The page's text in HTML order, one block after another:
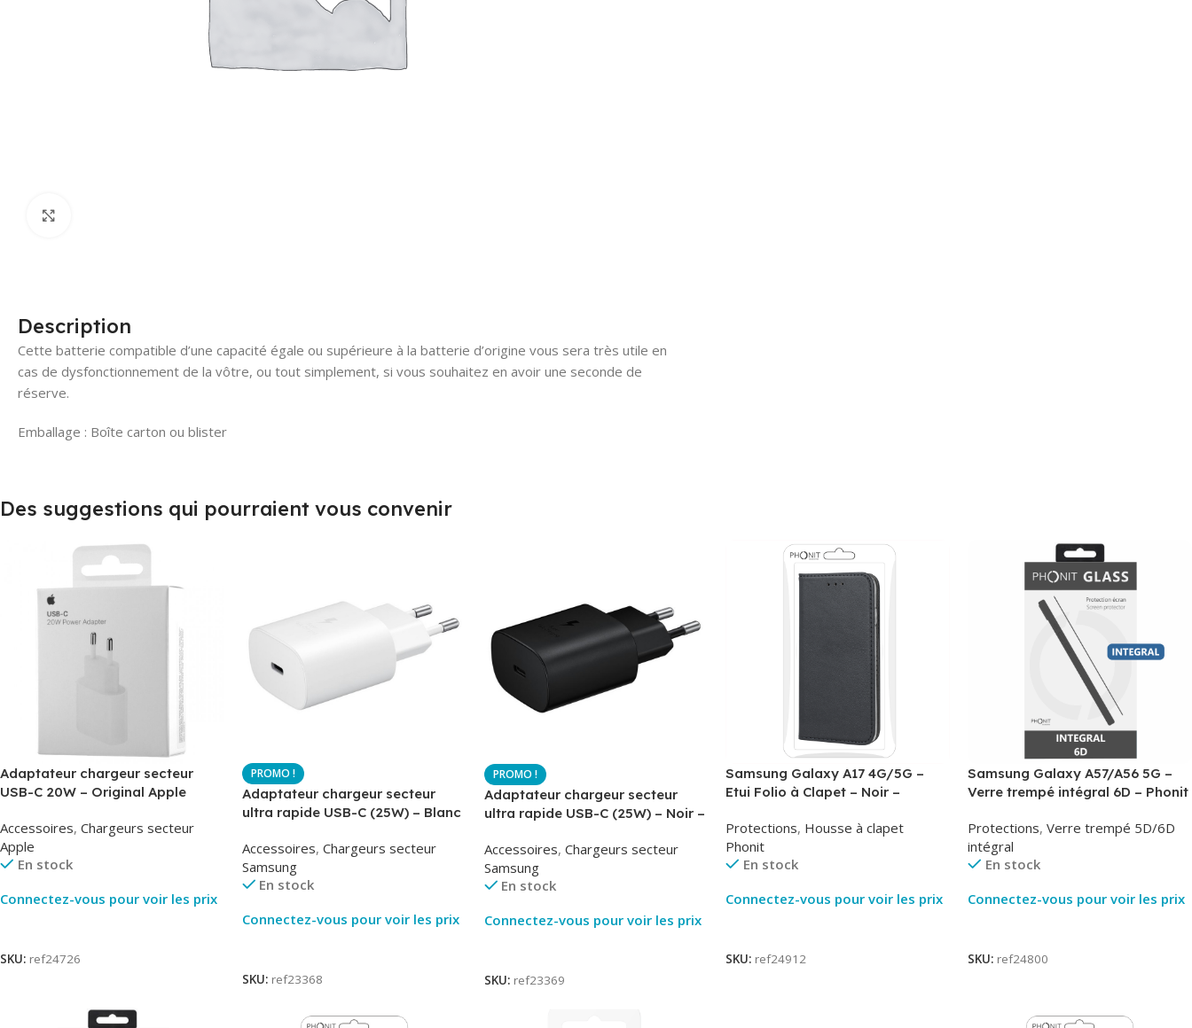
Description
Cette batterie compatible d’une capacité égale ou supérieure à la batterie d’origine vous sera très utile en
cas de dysfonctionnement de la vôtre, ou tout simplement, si vous souhaitez en avoir une seconde de
réserve.
Emballage : Boîte carton ou blister
Des suggestions qui pourraient vous convenir
Adaptateur chargeur secteur
USB-C 20W – Original Apple
Accessoires, Chargeurs secteur
Apple
En stock
Connectez-vous pour voir les prix
SKU: ref24726
Adaptateur chargeur secteur
ultra rapide USB-C (25W) – Blanc
Accessoires, Chargeurs secteur
Samsung
En stock
Connectez-vous pour voir les prix
SKU: ref23368
Adaptateur chargeur secteur
ultra rapide USB-C (25W) – Noir –
Accessoires, Chargeurs secteur
Samsung
En stock
Connectez-vous pour voir les prix
SKU: ref23369
Samsung Galaxy A17 4G/5G –
Etui Folio à Clapet – Noir –
Protections, Housse à clapet
Phonit
En stock
Connectez-vous pour voir les prix
SKU: ref24912
Samsung Galaxy A57/A56 5G –
Verre trempé intégral 6D – Phonit
Protections, Verre trempé 5D/6D
intégral
En stock
Connectez-vous pour voir les prix
SKU: ref24800